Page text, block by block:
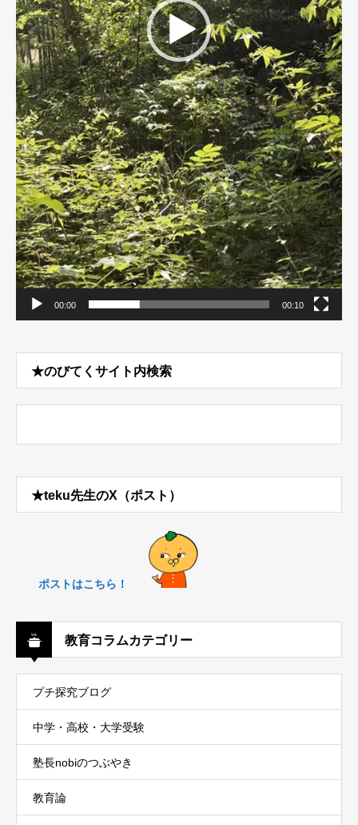
00:00 00:10
★のびてくサイト内検索
★teku先生のX（ポスト）
ポストはこちら！
教育コラムカテゴリー
プチ探究ブログ
中学・高校・大学受験
塾長nobiのつぶやき
教育論